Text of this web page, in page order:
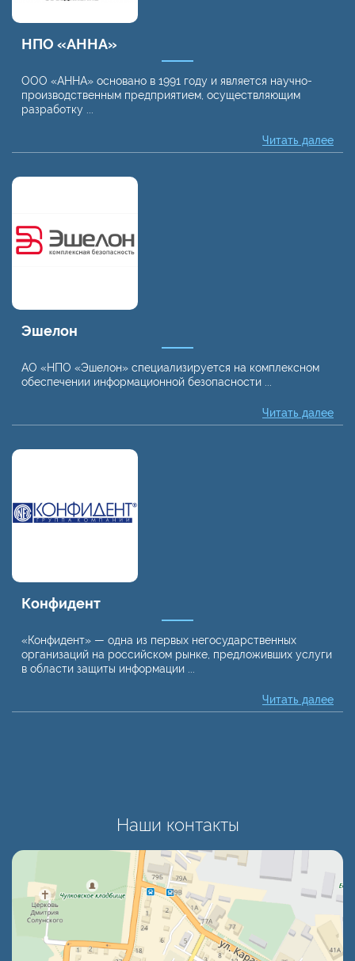
НПО «АННА»
ООО «АННА» основано в 1991 году и является научно-
производственным предприятием, осуществляющим
разработку ...
Читать далее
Эшелон
АО «НПО «Эшелон» специализируется на комплексном
обеспечении информационной безопасности ...
Читать далее
Конфидент
«Конфидент» — одна из первых негосударственных
организаций на российском рынке, предложивших услуги
в области защиты информации ...
Читать далее
Наши контакты